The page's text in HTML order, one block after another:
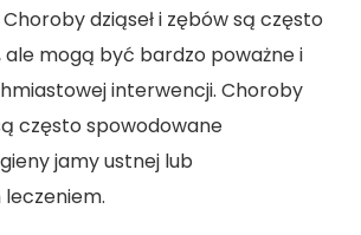
dziąseł i zębów są często
mogą być bardzo poważne i
interwencji. Choroby
często spowodowane
jamy ustnej lub